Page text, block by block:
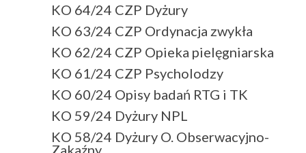
KO 64/24 CZP Dyżury
KO 63/24 CZP Ordynacja zwykła
KO 62/24 CZP Opieka pielęgniarska
KO 61/24 CZP Psycholodzy
KO 60/24 Opisy badań RTG i TK
KO 59/24 Dyżury NPL
KO 58/24 Dyżury O. Obserwacyjno-
Zakaźny